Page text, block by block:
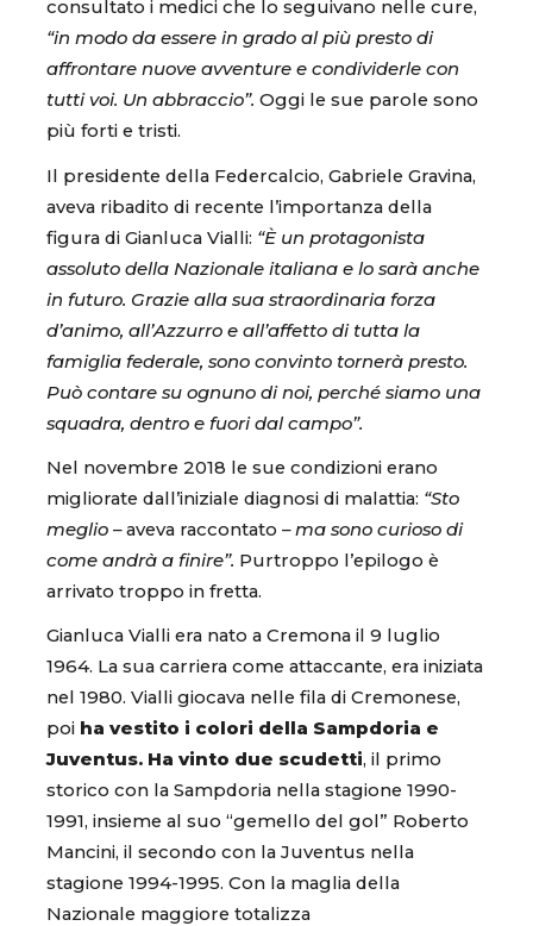
consultato i medici che lo seguivano nelle cure,
“in modo da essere in grado al più presto di
affrontare nuove avventure e condividerle con
tutti voi. Un abbraccio”. Oggi le sue parole sono
più forti e tristi.
Il presidente della Federcalcio, Gabriele Gravina,
aveva ribadito di recente l’importanza della
figura di Gianluca Vialli: “È un protagonista
assoluto della Nazionale italiana e lo sarà anche
in futuro. Grazie alla sua straordinaria forza
d’animo, all’Azzurro e all’affetto di tutta la
famiglia federale, sono convinto tornerà presto.
Può contare su ognuno di noi, perché siamo una
squadra, dentro e fuori dal campo”.
Nel novembre 2018 le sue condizioni erano
migliorate dall’iniziale diagnosi di malattia: “Sto
meglio –aveva raccontato – ma sono curioso di
come andrà a finire”. Purtroppo l’epilogo è
arrivato troppo in fretta.
Gianluca Vialli era nato a Cremona il 9 luglio
1964. La sua carriera come attaccante, era iniziata
nel 1980. Vialli giocava nelle fila di Cremonese,
poi ha vestito i colori della Sampdoria e
Juventus. Ha vinto due scudetti, il primo
storico con la Sampdoria nella stagione 1990-
1991, insieme al suo “gemello del gol” Roberto
Mancini, il secondo con la Juventus nella
stagione 1994-1995. Con la maglia della
Nazionale maggiore totalizza